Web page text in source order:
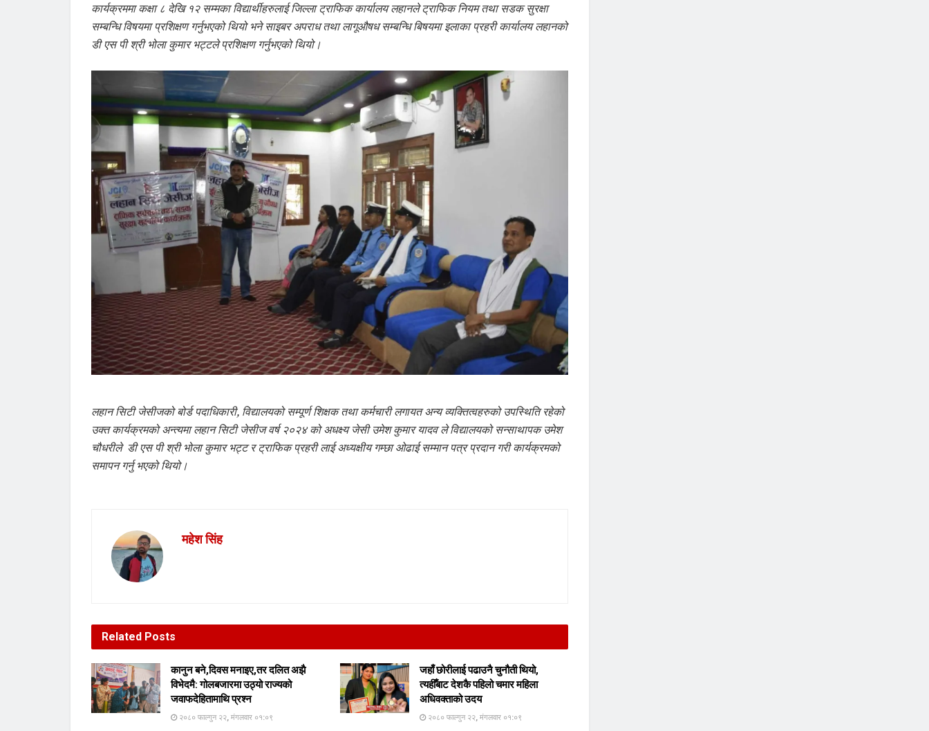
कार्यक्रममा ‌कक्षा ८ देखि १२ सम्मका विद्यार्थीहरुलाई जिल्ला ट्राफिक कार्यालय लहानले ट्राफिक नियम तथा सडक सुरक्षा
सम्बन्धि विषयमा प्रशिक्षण गर्नुभएको थियो भने साइबर अपराध तथा लागूऔषध सम्बन्धि बिषयमा इलाका प्रहरी कार्यालय लहानको
डी एस पी श्री भोला कुमार भट्टले प्रशिक्षण गर्नुभएको थियो।
लहान सिटी जेसीजको बोर्ड पदाधिकारी, विद्यालयको सम्पूर्ण शिक्षक तथा कर्मचारी लगायत अन्य व्यक्तित्वहरुको उपस्थिति रहेको
उक्त कार्यक्रमको अन्त्यमा लहान सिटी जेसीज वर्ष २०२४ को अधक्ष्य जेसी उमेश कुमार यादव ले विद्यालयको सन्साथापक उमेश
चौधरीले डी एस पी श्री भोला कुमार भट्ट र ट्राफिक प्रहरी लाई अध्यक्षीय गम्छा ओढाई सम्मान पत्र प्रदान गरी कार्यक्रमको
समापन गर्नु भएको थियो।
महेश सिंह
Related Posts
कानुन बने,दिवस मनाइए,तर दलित अझै
विभेदमै: गोलबजारमा उठ्यो राज्यको
जवाफदेहितामाथि प्रश्न
२०८० फाल्गुन २२, मंगलवार ०१:०९
जहाँ छोरीलाई पढाउनै चुनौती थियो,
त्यहीँबाट देशकै पहिलो चमार महिला
अधिवक्ताको उदय
२०८० फाल्गुन २२, मंगलवार ०१:०९